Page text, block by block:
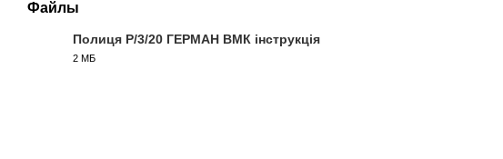
Файлы
Полиця P/3/20 ГЕРМАН ВМК інструкція
2 МБ